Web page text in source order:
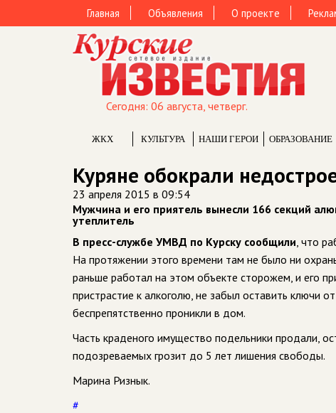
Главная Объявления О проекте
Сегодня: 06 августа, четверг.
ЖКХ КУЛЬТУРА НАШИ ГЕРОИ ОБРАЗОВАНИЕ
Куряне обокрали
23 апреля 2015 в 09:54
Мужчина и его приятель вынесли 166 секций
утеплитель
В пресс-службе УМВД по Курску сообщили, что
На протяжении этого времени там не было ни
раньше работал на этом объекте сторожем, и его
пристрастие к алкоголю, не забыл оставить ключи
беспрепятственно проникли в дом.
Часть краденого имущество подельники продали,
подозреваемых грозит до 5 лет лишения свободы.
Марина Ризнык.
#